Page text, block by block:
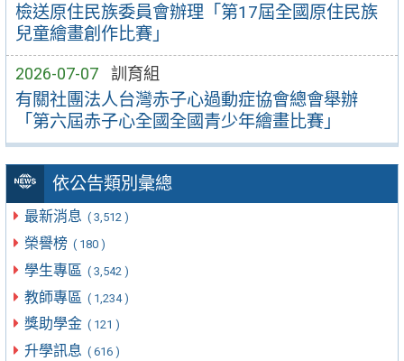
檢送原住民族委員會辦理「第17屆全國原住民族
兒童繪畫創作比賽」
2026-07-07 訓育組
有關社團法人台灣赤子心過動症協會總會舉辦
「第六屆赤子心全國全國青少年繪畫比賽」
依公告類別彙總
最新消息 ( 3,512 )
榮譽榜 ( 180 )
學生專區 ( 3,542 )
教師專區 ( 1,234 )
獎助學金 ( 121 )
升學訊息 ( 616 )